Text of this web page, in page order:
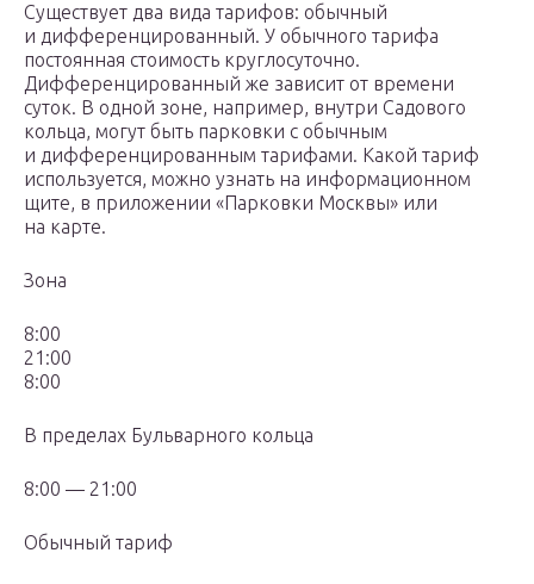
Существует два вида тарифов: обычный
и дифференцированный. У обычного тарифа
постоянная стоимость круглосуточно.
Дифференцированный же зависит от времени
суток. В одной зоне, например, внутри Садового
кольца, могут быть парковки с обычным
и дифференцированным тарифами. Какой тариф
используется, можно узнать на информационном
щите, в приложении «Парковки Москвы» или
на карте.
Зона
8:00
21:00
8:00
В пределах Бульварного кольца
8:00 — 21:00
Обычный тариф